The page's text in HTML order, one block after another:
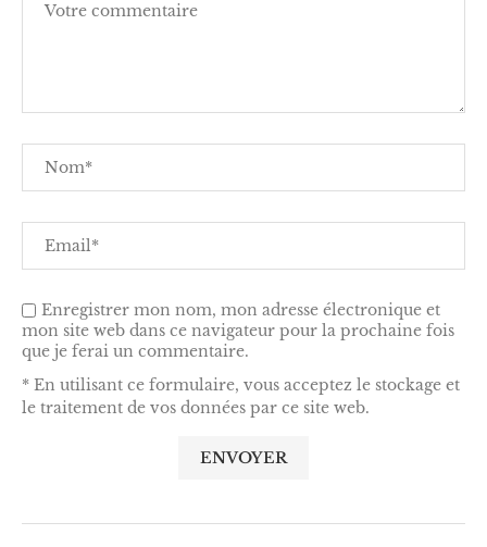
Enregistrer mon nom, mon adresse électronique et
mon site web dans ce navigateur pour la prochaine fois
que je ferai un commentaire.
* En utilisant ce formulaire, vous acceptez le stockage et
le traitement de vos données par ce site web.